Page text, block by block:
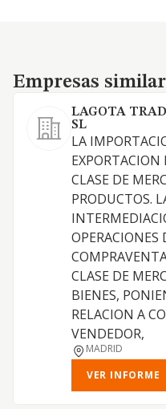
Empresas similares
Empresas
LAGOTA
SL
LA
EXPORTACION
CLASE DE
PRODUCTOS.
OPERACIONES
CLASE DE
BIENES,
RELACION A
VENDEDOR,
MADRID
VER INFORME